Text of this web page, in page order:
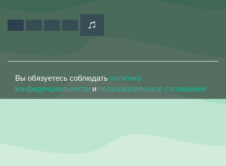
Вы обязуетесь соблюдать политику
конфиденциальности и пользовательское соглашение